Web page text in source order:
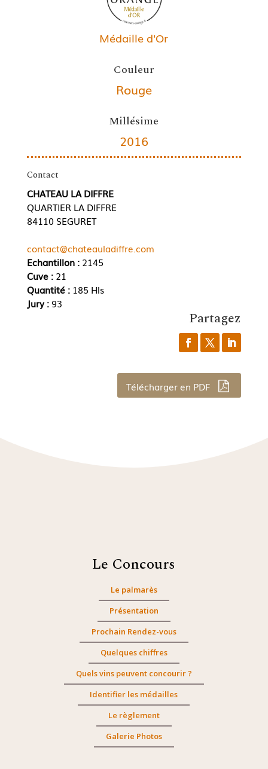
Médaille d'Or
Couleur
Rouge
Millésime
2016
Contact
CHATEAU LA DIFFRE
QUARTIER LA DIFFRE
84110 SEGURET
contact@chateauladiffre.com
Echantillon :2145
Cuve : 21
Quantité : 185 Hls
Jury : 93
Partagez
Télécharger en PDF
Le Concours
Le palmarès
Présentation
Prochain Rendez-vous
Quelques chiffres
Quels vins peuvent concourir ?
Identifier les médailles
Le règlement
Galerie Photos